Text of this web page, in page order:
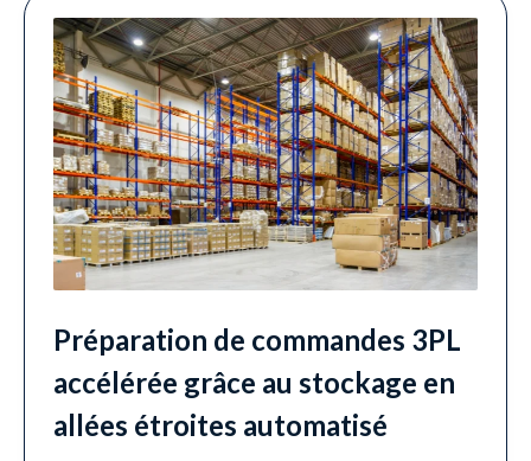
Préparation de commandes 3PL
accélérée grâce au stockage en
allées étroites automatisé